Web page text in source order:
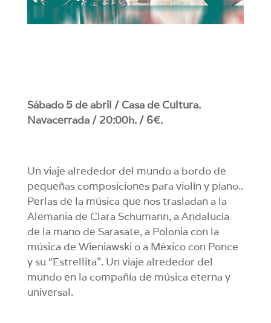
Sábado 5 de abril / Casa de Cultura.
Navacerrada / 20:00h. / 6€.
Un viaje alrededor del mundo a bordo de
pequeñas composiciones para violín y piano..
Perlas de la música que nos trasladan a la
Alemania de Clara Schumann, a Andalucía
de la mano de Sarasate, a Polonia con la
música de Wieniawski o a México con Ponce
y su “Estrellita”. Un viaje alrededor del
mundo en la compañía de música eterna y
universal.